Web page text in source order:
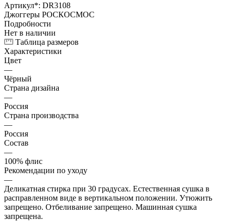
Артикул*: DR3108
Джоггеры РОСКОСМОС
Подробности
Нет в наличии
Таблица размеров
Характеристики
Цвет
—
Чёрный
Страна дизайна
—
Россия
Страна производства
—
Россия
Состав
—
100% флис
Рекомендации по уходу
—
Деликатная стирка при 30 градусах. Естественная сушка в
расправленном виде в вертикальном положении. Утюжить
запрещено. Отбеливание запрещено. Машинная сушка
запрещена.